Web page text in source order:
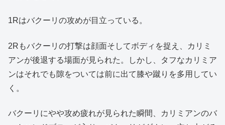
1Rはバクーリの攻めが目立っている。
2Rもバクーリの打撃は顔面そしてボディを捉え、カリミ
アンが後退する場面が見られた。しかし、タフなカリミア
ンはそれでも隙をついては前に出て膝や蹴りを多用してい
く。
バクーリにやや攻め疲れが見られた瞬間、カリミアンのバ